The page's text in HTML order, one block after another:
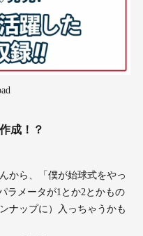
成！？
から、「僕が始球式をやっ
ラメータが1とか2とかもの
ナップに）入っちゃうかも